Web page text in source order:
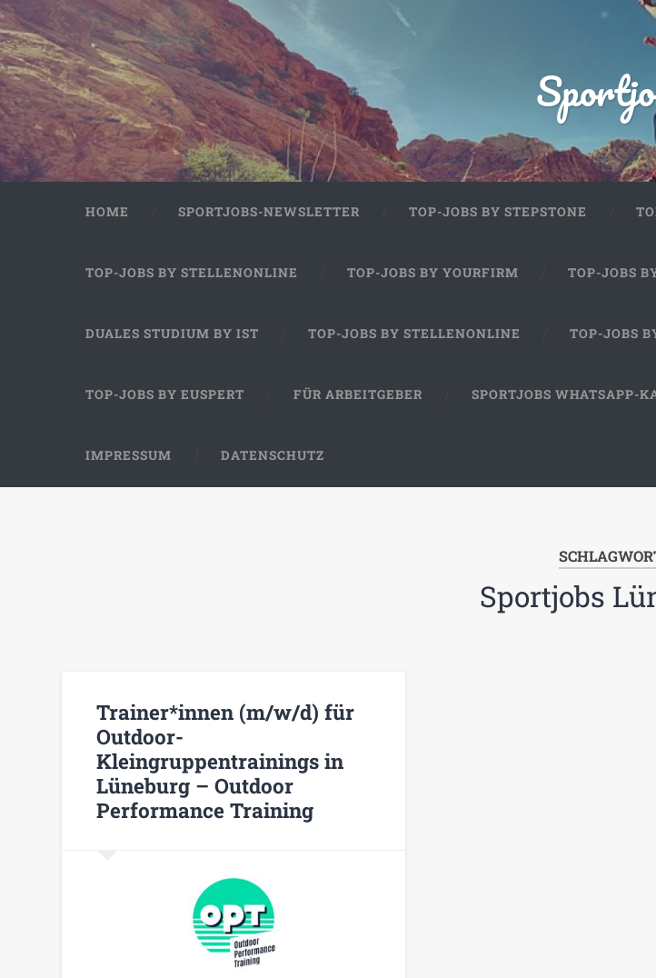
HOME SPORTJOBS-NEWSLETTER TOP-JOBS BY STEPSTONE
TOP-JOBS BY STELLENONLINE TOP-JOBS BY YOURFIRM TOP-JOBS
DUALES STUDIUM BY IST TOP-JOBS BY STELLENONLINE TOP-JOBS
TOP-JOBS BY EUSPERT FÜR ARBEITGEBER SPORTJOBS WHATSAPP-
IMPRESSUM DATENSCHUTZ
Sportjobs
Trainer*innen (m/w/d) für
Outdoor-
Kleingruppentrainings in
Lüneburg – Outdoor
Performance Training